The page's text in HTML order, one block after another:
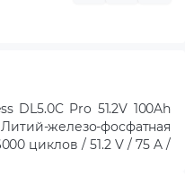
DL5.0C Pro 51.2V 100Ah
железо-фосфатная
циклов / 51.2 V / 75 A /